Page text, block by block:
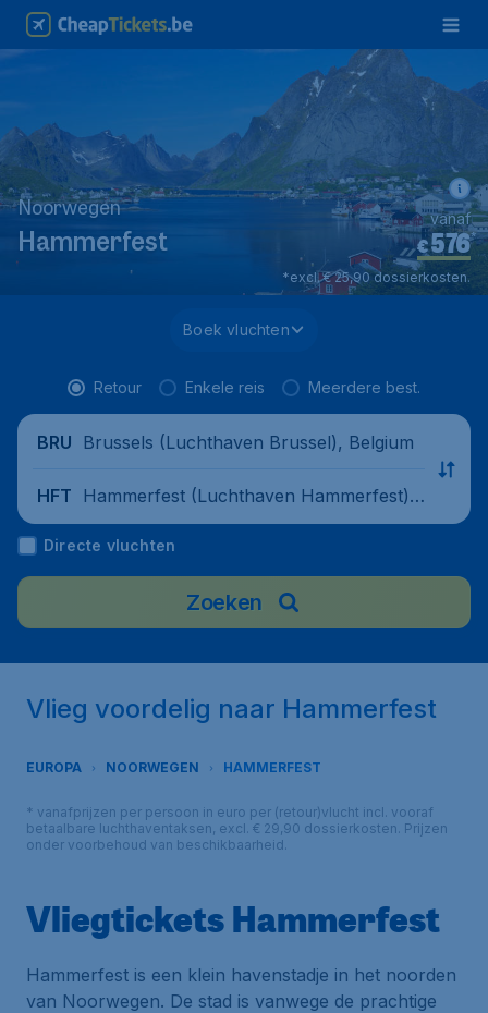
Noorwegen
Hammerfest €576*
vanaf
*excl. € 25,90 dossierkosten.
Boek vluchten
Retour Enkele reis Meerdere best.
BRU Brussels (Luchthaven Brussel), Belgium
HFT Hammerfest (Luchthaven Hammerfest),
Norway
Directe vluchten
Zoeken
Vlieg voordelig naar Hammerfest
EUROPA NOORWEGEN HAMMERFEST
* vanafprijzen per persoon in euro per (retour)vlucht incl. vooraf
betaalbare luchthaventaksen, excl. € 29,90 dossierkosten. Prijzen
onder voorbehoud van beschikbaarheid.
Vliegtickets Hammerfest
Hammerfest is een klein havenstadje in het noorden
van Noorwegen. De stad is vanwege de prachtige